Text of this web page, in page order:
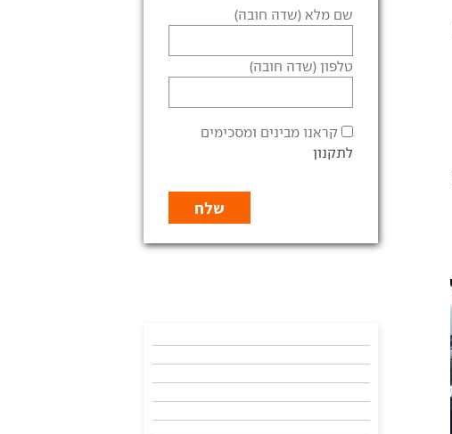
שם מלא (שדה חובה)
טלפון (שדה חובה)
קראנו מבינים ומסכימים
לתקנון